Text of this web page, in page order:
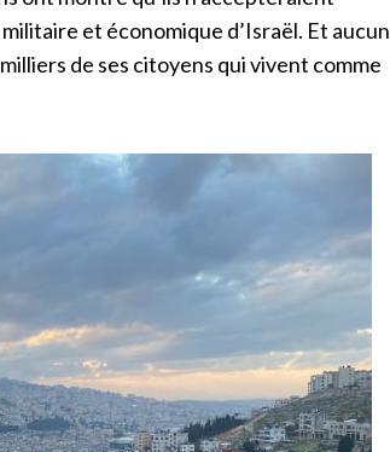
et économique d’Israël. Et aucun
de ses citoyens qui vivent comme